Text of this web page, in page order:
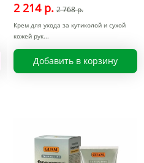
2 214 р. 2 768 р.
Крем для ухода за кутиколой и сухой
кожей рук
Добавить в корзину